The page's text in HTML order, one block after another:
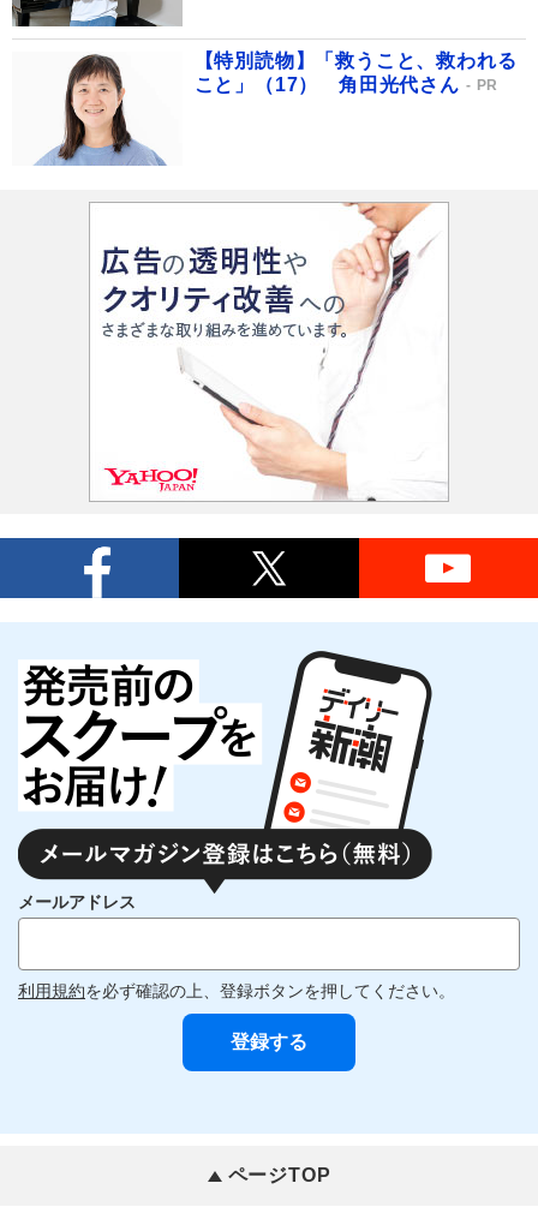
【特別読物】「救うこと、救われる
こと」（17） 角田光代さん
PR
メールアドレス
利用規約を必ず確認の上、登録ボタンを押してください。
ページTOP